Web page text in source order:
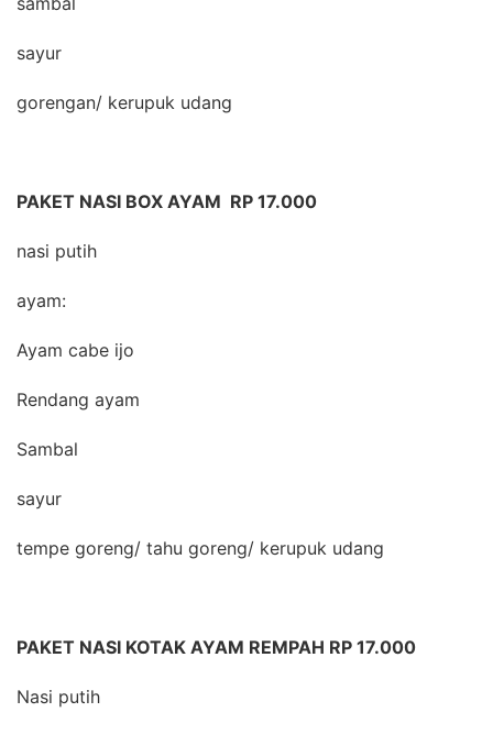
sayur
gorengan/ kerupuk udang
PAKET NASI BOX AYAM RP 17.000
nasi putih
ayam:
Ayam cabe ijo
Rendang ayam
Sambal
sayur
tempe goreng/ tahu goreng/ kerupuk udang
PAKET NASI KOTAK AYAM REMPAH RP 17.000
Nasi putih